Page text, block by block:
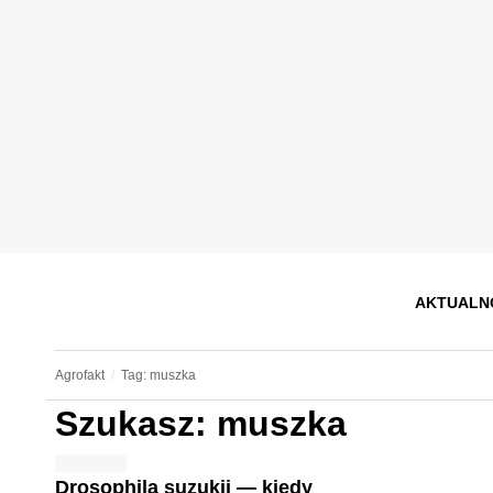
Agrofakt Tag: muszka
Szukasz: muszka
Drosophila suzukii — kiedy